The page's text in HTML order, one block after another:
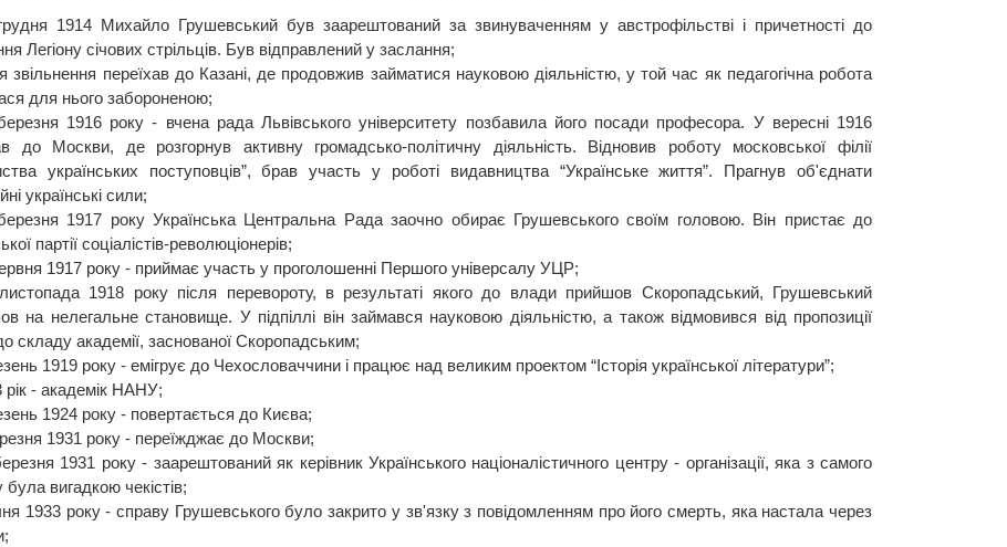
1914 Михайло Грушевський був заарештований за звинуваченням у австрофільстві і причетності до
Легіону січових стрільців. Був відправлений у заслання;
звільнення переїхав до Казані, де продовжив займатися науковою діяльністю, у той час як педагогічна робота
для нього забороненою;
1916 року - вчена рада Львівського університету позбавила його посади професора. У вересні 1916
до Москви, де розгорнув активну громадсько-політичну діяльність. Відновив роботу московської філії
українських поступовців”, брав участь у роботі видавництва “Українське життя”. Прагнув об'єднати
українські сили;
1917 року Українська Центральна Рада заочно обирає Грушевського своїм головою. Він пристає до
партії соціалістів-революціонерів;
1917 року - приймає участь у проголошенні Першого універсалу УЦР;
1918 року після перевороту, в результаті якого до влади прийшов Скоропадський, Грушевський
на нелегальне становище. У підпіллі він займався науковою діяльністю, а також відмовився від пропозиції
складу академії, заснованої Скоропадським;
1919 року - емігрує до Чехословаччини і працює над великим проектом “Історія української літератури”;
рік - академік НАНУ;
1924 року - повертається до Києва;
1931 року - переїжджає до Москви;
1931 року - заарештований як керівник Українського націоналістичного центру - організації, яка з самого
була вигадкою чекістів;
1933 року - справу Грушевського було закрито у зв'язку з повідомленням про його смерть, яка настала через